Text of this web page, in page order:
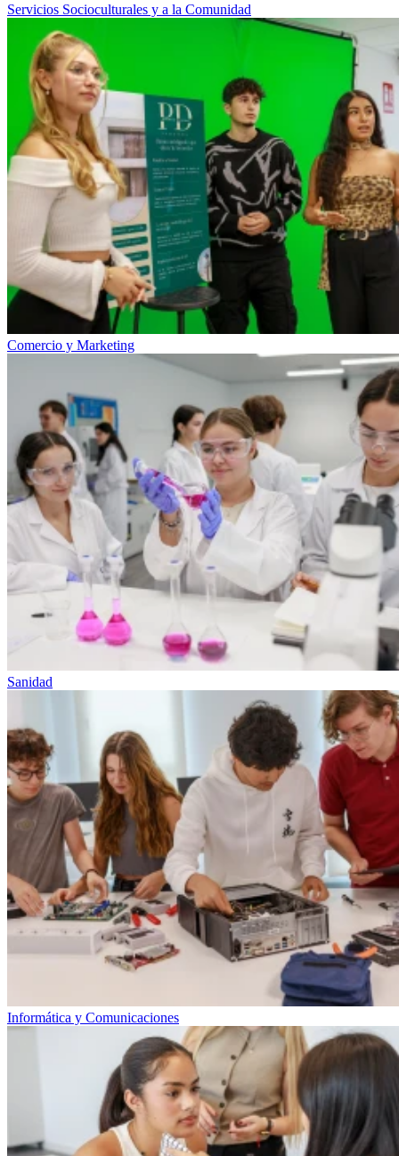
Servicios Socioculturales y a la Comunidad
Comercio y Marketing
Sanidad
Informática y Comunicaciones